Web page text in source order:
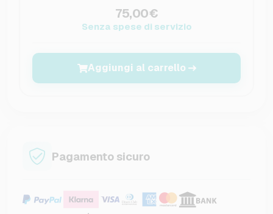
75,00€
Senza spese di servizio
Aggiungi al carrello
Pagamento sicuro